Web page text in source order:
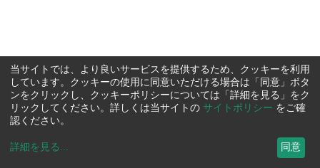
当サイトでは、より良いサービスを提供するため、クッキーを利用
しています。クッキーの使用に同意いただける場合は「同意」ボタ
ンをクリックし、クッキーポリシーについては「詳細を見る」をク
リックしてください。詳しくは当サイトの サイトポリシー をご確
認ください。
詳細を見る ... 同意